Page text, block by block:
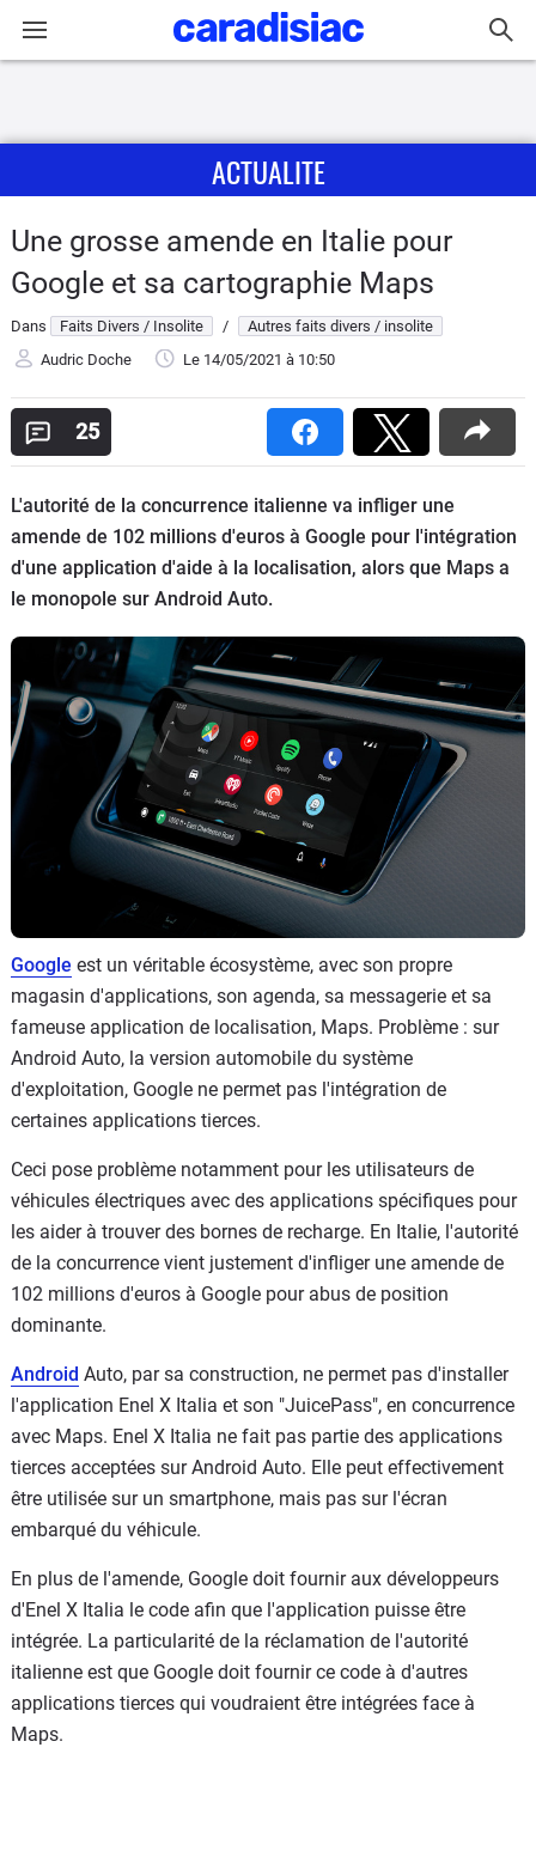
Actu
Essais
Guide
Electriques
Utilitaires
Flottes
Auto
Services
Forum
Moto
Marques
ACTUALITE
Une grosse amende en Italie pour
Google et sa cartographie Maps
Dans Faits Divers / Insolite /
Autres faits divers / insolite
Audric Doche
Le 14/05/2021 à 10:50
25
L'autorité de la concurrence italienne va infliger une
amende de 102 millions d'euros à Google pour l'intégration
d'une application d'aide à la localisation, alors que Maps a
le monopole sur Android Auto.
Google est un véritable écosystème, avec son propre
magasin d'applications, son agenda, sa messagerie et sa
fameuse application de localisation, Maps. Problème : sur
Android Auto, la version automobile du système
d'exploitation, Google ne permet pas l'intégration de
certaines applications tierces.
Ceci pose problème notamment pour les utilisateurs de
véhicules électriques avec des applications spécifiques pour
les aider à trouver des bornes de recharge. En Italie, l'autorité
de la concurrence vient justement d'infliger une amende de
102 millions d'euros à Google pour abus de position
dominante.
Android Auto, par sa construction, ne permet pas d'installer
l'application Enel X Italia et son "JuicePass", en concurrence
avec Maps. Enel X Italia ne fait pas partie des applications
tierces acceptées sur Android Auto. Elle peut effectivement
être utilisée sur un smartphone, mais pas sur l'écran
embarqué du véhicule.
En plus de l'amende, Google doit fournir aux développeurs
d'Enel X Italia le code afin que l'application puisse être
intégrée. La particularité de la réclamation de l'autorité
italienne est que Google doit fournir ce code à d'autres
applications tierces qui voudraient être intégrées face à
Maps.